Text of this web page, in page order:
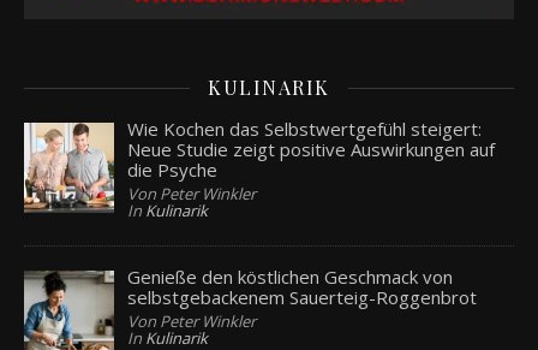
KULINARIK
Wie Kochen das Selbstwertgefühl steigert:
Neue Studie zeigt positive Auswirkungen auf
die Psyche
Von Peter Winkler
In Kulinarik
Genieße den köstlichen Geschmack von
selbstgebackenem Sauerteig-Roggenbrot
Von Peter Winkler
In Kulinarik